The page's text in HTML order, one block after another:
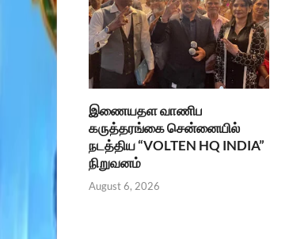
இணையதள வாணிப
கருத்தரங்கை சென்னையில்
நடத்திய “VOLTEN HQ INDIA”
நிறுவனம்
August 6, 2026